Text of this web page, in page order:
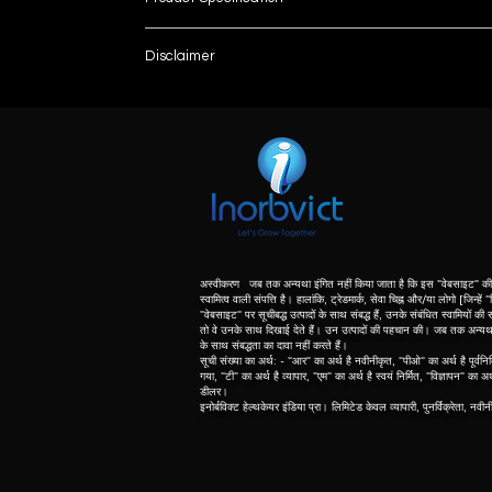
Brand
delivers high sensitivity, high resolution, low
diagnostic images
IMAGE RESOLUTION
MTF(2LP/MM)
STANDARD UNIT
Disclaimer
herein associated with the products listed on
purpose of identification of those products. we
meaning of list number: - “r” means
dealer of original equipment manufacturer.
अस्वीकरण जब तक अन्यथा इंगित नहीं किया जाता है कि इस "वेबसाइट" की
स्वामित्व वाली संपत्ति है। हालांकि, ट्रेडमार्क, सेवा चिह्न और/या लोगो [जिन्हें
"वेबसाइट" पर सूचीबद्ध उत्पादों के साथ संबद्ध हैं, उनके संबंधित स्वामियों
तो वे उनके साथ दिखाई देते हैं। उन उत्पादों की पहचान की। जब तक अन्यथा
के साथ संबद्धता का दावा नहीं करते हैं।
सूची संख्या का अर्थ: - "आर" का अर्थ है नवीनीकृत, "पीओ" का अर्थ है
गया, "टी" का अर्थ है व्यापार, "एम" का अर्थ है स्वयं निर्मित, "विज्ञापन"
डीलर।
इनोर्बविक्ट हेल्थकेयर इंडिया प्रा। लिमिटेड केवल व्यापारी, पुनर्विक्रेता,